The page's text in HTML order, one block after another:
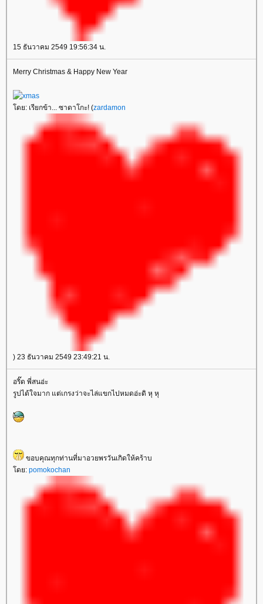
15 ธันวาคม 2549 19:56:34 น.
Merry Christmas & Happy New Year
ดย: เรียกข้า... ซาดาโกะ! (zardamon
) 23 ธันวาคม 2549 23:49:21 น.
อริ๊ด พี่สนอ่ะ
รูปได้ใจมาก แต่เกรงว่าจะไล่แขกไปหมดอ่ะดิ หุ หุ
ขอบคุณทุกท่านที่มาอวยพรวันเกิดให้คร้าบ
ดย: pomokochan